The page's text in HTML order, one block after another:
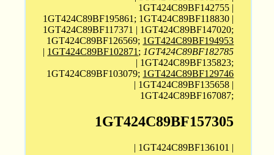
1GT424C89BF142755 |
1GT424C89BF195861; 1GT424C89BF118830 |
1GT424C89BF117371 | 1GT424C89BF147020;
1GT424C89BF126569; 1GT424C89BF194953
| 1GT424C89BF102871 ; 1GT424C89BF182785
| 1GT424C89BF135823;
1GT424C89BF103079; 1GT424C89BF129746
| 1GT424C89BF135658 |
1GT424C89BF167087;
1GT424C89BF157305
| 1GT424C89BF136101 |